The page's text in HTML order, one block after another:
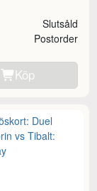
Slutsåld
Postorder
Köp